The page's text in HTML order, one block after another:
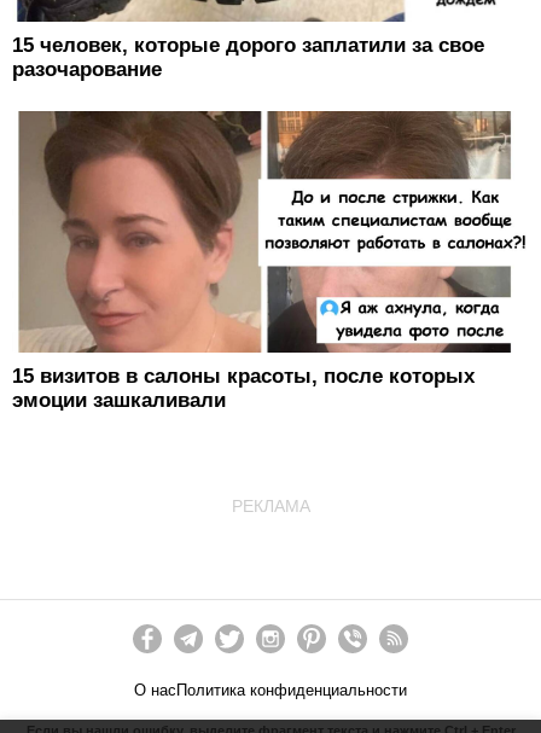
15 человек, которые дорого заплатили за свое
разочарование
15 визитов в салоны красоты, после которых
эмоции зашкаливали
РЕКЛАМА
О нас Политика конфиденциальности